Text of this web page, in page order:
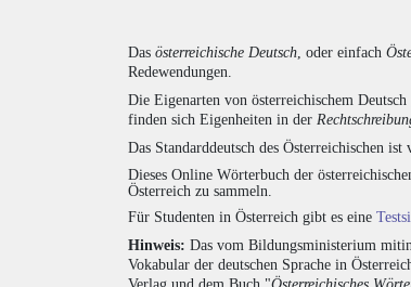
Das österreichische Deutsch , oder einfach
Redewendungen.
Die Eigenarten von österreichischem
finden sich Eigenheiten in der
Das Standarddeutsch des Österreichischen
Dieses Online Wörterbuch der
Österreich zu sammeln.
Für Studenten in Österreich gibt es eine
Hinweis: Das vom Bildungsministerium
Vokabular der deutschen Sprache in